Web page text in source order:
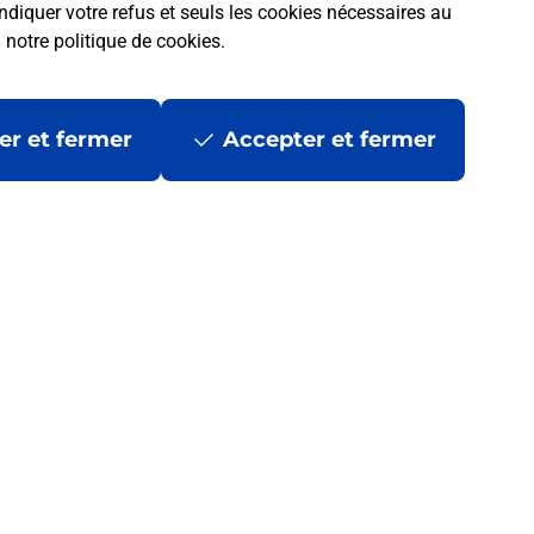
votre refus et seuls les cookies nécessaires au
notre politique de cookies.
et fermer Accepter et fermer